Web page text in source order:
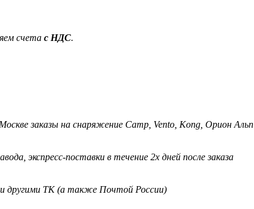
счета с НДС.
заказы на снаряжение Camp, Vento, Kong, Орион Альп
экспресс-поставки в течение 2х дней после заказа
другими ТК (а также Почтой России)